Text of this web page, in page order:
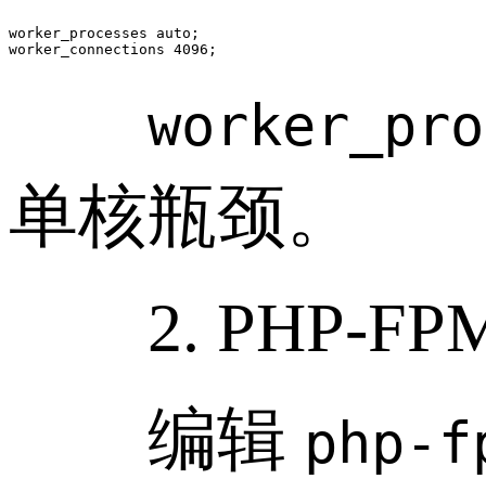
worker_processes auto;
单核瓶颈。
2. PHP-
编辑 php-